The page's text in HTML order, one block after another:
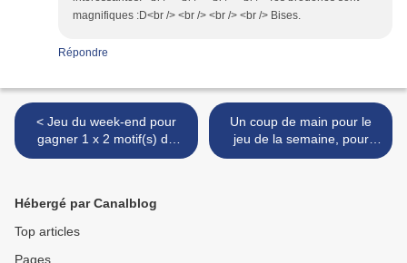
magnifiques :D<br /> <br /> <br /> <br /> Bises.
Répondre
< Jeu du week-end pour
gagner 1 x 2 motif(s) de
machine à broder
Un coup de main pour le
jeu de la semaine, pour
celles qui n'avaient pas
Hébergé par Canalblog
Top articles
Pages